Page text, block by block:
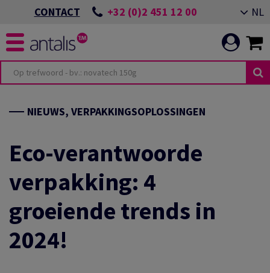
CONTACT +32 (0)2 451 12 00 NL
NIEUWS, VERPAKKINGSOPLOSSINGEN
Eco-verantwoorde
verpakking: 4
groeiende trends in
2024!